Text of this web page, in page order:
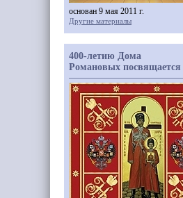
основан 9 мая 2011 г.
Другие материалы
400-летию Дома
Романовых посвящается